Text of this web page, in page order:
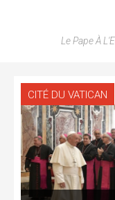
Le Pape À
CITÉ DU VATICAN